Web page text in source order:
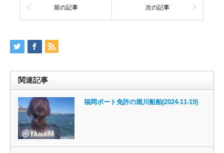
前の記事 次の記事
関連記事
福岡ボート免許の堀川船舶(2024-11-19)